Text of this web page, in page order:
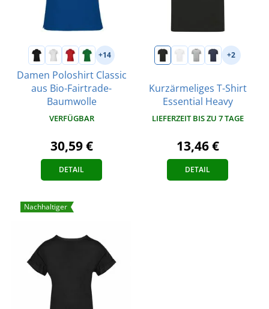
+14
Damen Poloshirt Classic
aus Bio-Fairtrade-
Baumwolle
VERFÜGBAR
30,59 €
DETAIL
+2
Kurzärmeliges T-Shirt
Essential Heavy
LIEFERZEIT BIS ZU 7 TAGE
13,46 €
DETAIL
Nachhaltiger